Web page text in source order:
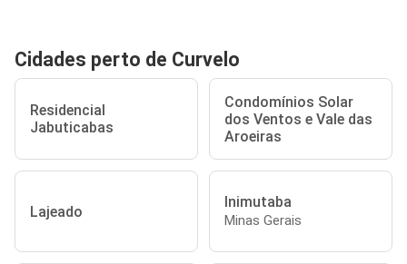
Cidades perto de Curvelo
Residencial
Jabuticabas
Condomínios Solar
dos Ventos e Vale das
Aroeiras
Lajeado
Inimutaba
Minas Gerais